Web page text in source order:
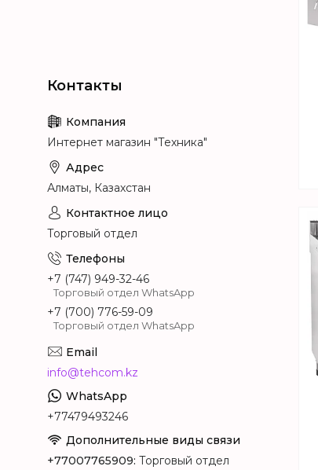
Интернет магазин "Техника"
Алматы, Казахстан
Торговый отдел
+7 (747) 949-32-46
Торговый отдел WhatsApp
+7 (700) 776-59-09
Торговый отдел WhatsApp
info@tehcom.kz
+77479493246
+77007765909 Торговый отдел